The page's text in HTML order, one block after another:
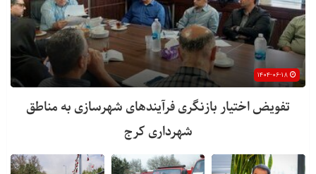
تفویض اختیار بازنگری فرآیندهای شهرسازی به مناطق
شهرداری کرج